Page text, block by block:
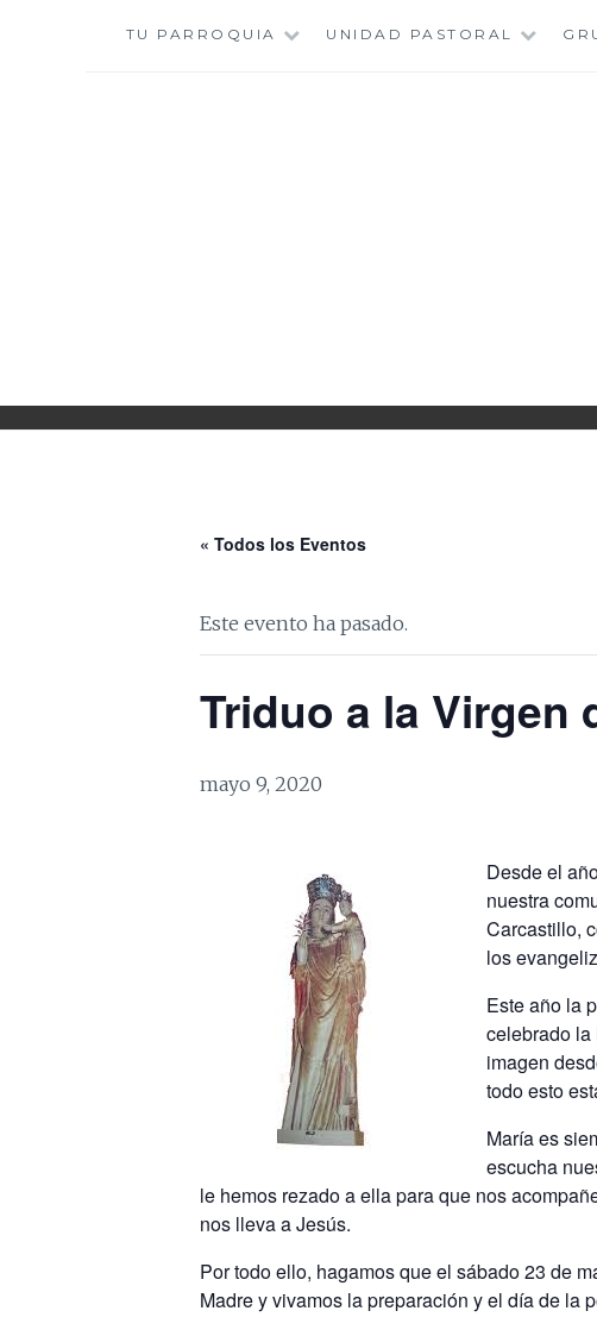
TU PARROQUIA UNIDAD PASTORAL
« Todos los Eventos
Este evento ha pasado.
Triduo a la Virgen
mayo 9, 2020
Desde el
nuestra
Carcastillo,
los
Este año la
celebrado la
imagen
todo esto
María es
escucha
le hemos rezado a ella para que nos
nos lleva a Jesús.
Por todo ello, hagamos que el sábado 23 de
Madre y vivamos la preparación y el día de la